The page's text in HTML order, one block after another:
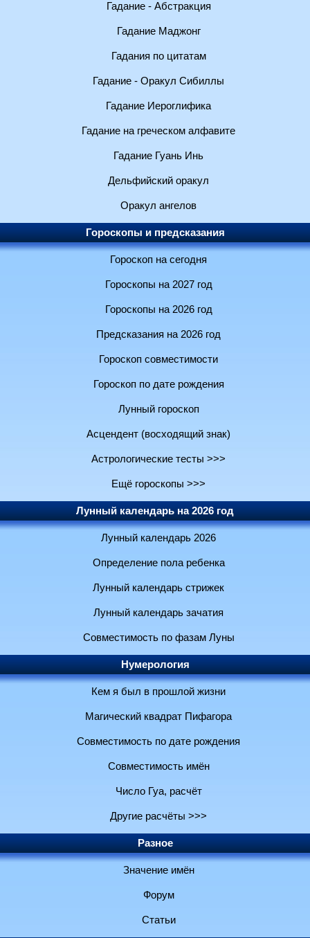
Гадание - Абстракция
Гадание Маджонг
Гадания по цитатам
Гадание - Оракул Сибиллы
Гадание Иероглифика
Гадание на греческом алфавите
Гадание Гуань Инь
Дельфийский оракул
Оракул ангелов
Гороскопы и предсказания
Гороскоп на сегодня
Гороскопы на 2027 год
Гороскопы на 2026 год
Предсказания на 2026 год
Гороскоп совместимости
Гороскоп по дате рождения
Лунный гороскоп
Асцендент (восходящий знак)
Астрологические тесты >>>
Ещё гороскопы >>>
Лунный календарь на 2026 год
Лунный календарь 2026
Определение пола ребенка
Лунный календарь стрижек
Лунный календарь зачатия
Совместимость по фазам Луны
Нумерология
Кем я был в прошлой жизни
Магический квадрат Пифагора
Совместимость по дате рождения
Совместимость имён
Число Гуа, расчёт
Другие расчёты >>>
Разное
Значение имён
Форум
Статьи